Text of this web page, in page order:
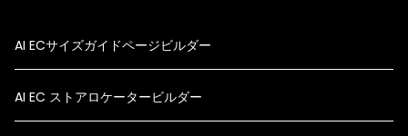
AI ECサイズガイドページビルダー
AI EC ストアロケータービルダー